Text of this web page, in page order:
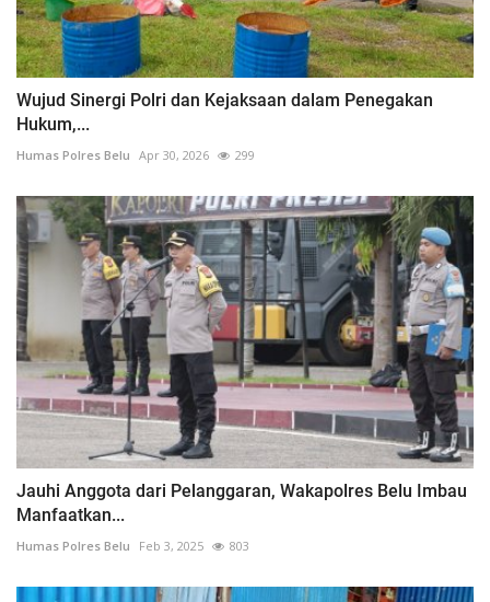
Wujud Sinergi Polri dan Kejaksaan dalam Penegakan
Hukum,...
Humas Polres Belu Apr 30, 2026 299
Jauhi Anggota dari Pelanggaran, Wakapolres Belu Imbau
Manfaatkan...
Humas Polres Belu Feb 3, 2025 803